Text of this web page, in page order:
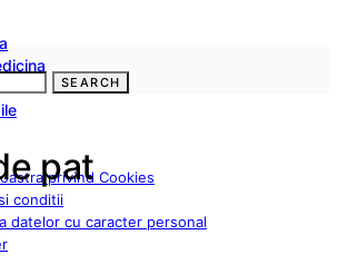
privind Cookies
conditii
datelor cu caracter personal
SEARCH
pat